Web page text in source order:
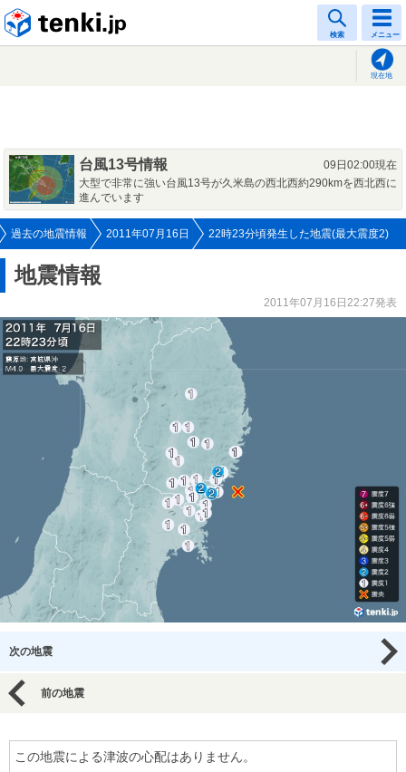
検索 メニュー
現在地
台風13号情報
09日02:00現在
大型で非常に強い台風13号が久米島の西北西約290kmを西北西に
進んでいます
過去の地震情報 2011年07月16日 22時23分頃発生した地震(最大震度2)
地震情報
2011年07月16日22:27発表
次の地震
前の地震
この地震による津波の心配はありません。